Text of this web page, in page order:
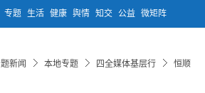
专题 生活 健康 舆情 知交 公益 微矩阵
新闻 本地专题 四全媒体基层行
恒顺